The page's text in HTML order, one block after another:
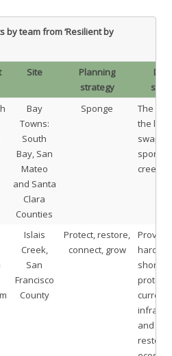
by team from ‘Resilient by
Site
Planning
strategy
Bay
Towns:
South
Bay, San
Mateo
and Santa
Clara
Counties
Sponge
The
the
swap,
creek
Islais
Creek,
San
Francisco
County
Protect, restore,
connect, grow
hard
protect
current
and
restore